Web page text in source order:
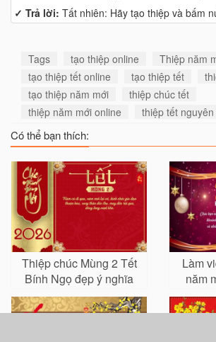
✓ Trả lời: Tất nhiên: Hãy tạo thiệp và bấm
Tags tạo thiệp online
Thiệp năm
tạo thiệp tết online
tạo thiệp tết
tạo thiệp năm mới
thiệp chúc tết
thiệp năm mới online
thiệp tết nguyên
Có thể bạn thích:
Thiệp chúc Mùng 2 Tết
Bính Ngọ đẹp ý nghĩa
Làm
năm